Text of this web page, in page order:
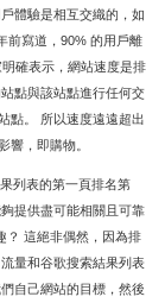
體驗是相互交織的，如
前寫道，90% 的用戶離
確表示，網站速度是排
點與該站點進行任何交
點。 所以速度遠遠超出
響，即購物。
列表的第一頁排名第
提供盡可能相關且可靠
？ 這絕非偶然，因為排
量和谷歌搜索結果列表
自己網站的目標，然後